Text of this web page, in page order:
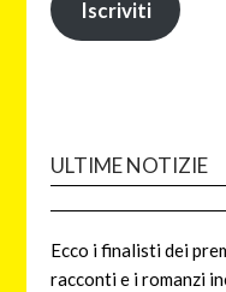
Iscriviti
ULTIME NOTIZIE
Ecco i finalisti dei
racconti e i romanzi